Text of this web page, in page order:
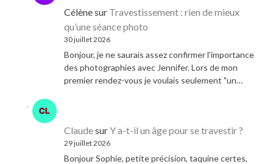
Célènesur Travestissement : rien de mieux
qu’une séance photo
30 juillet 2026
Bonjour, je ne saurais assez confirmer l'importance
des photographies avec Jennifer. Lors de mon
premier rendez-vous je voulais seulement "un…
ClaudesurY a-t-il un âge pour se travestir ?
29 juillet 2026
Bonjour Sophie, petite précision, taquine certes,